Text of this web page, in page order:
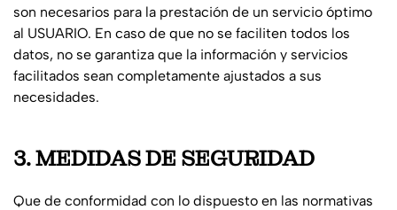
son necesarios para la prestación de un servicio óptimo
al USUARIO. En caso de que no se faciliten todos los
datos, no se garantiza que la información y servicios
facilitados sean completamente ajustados a sus
necesidades.
3. MEDIDAS DE SEGURIDAD
Que de conformidad con lo dispuesto en las normativas